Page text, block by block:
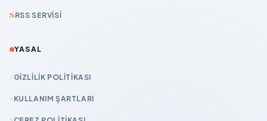
RSS SERVISI
YASAL
GIZLILIK POLITIKASI
KULLANIM ŞARTLARI